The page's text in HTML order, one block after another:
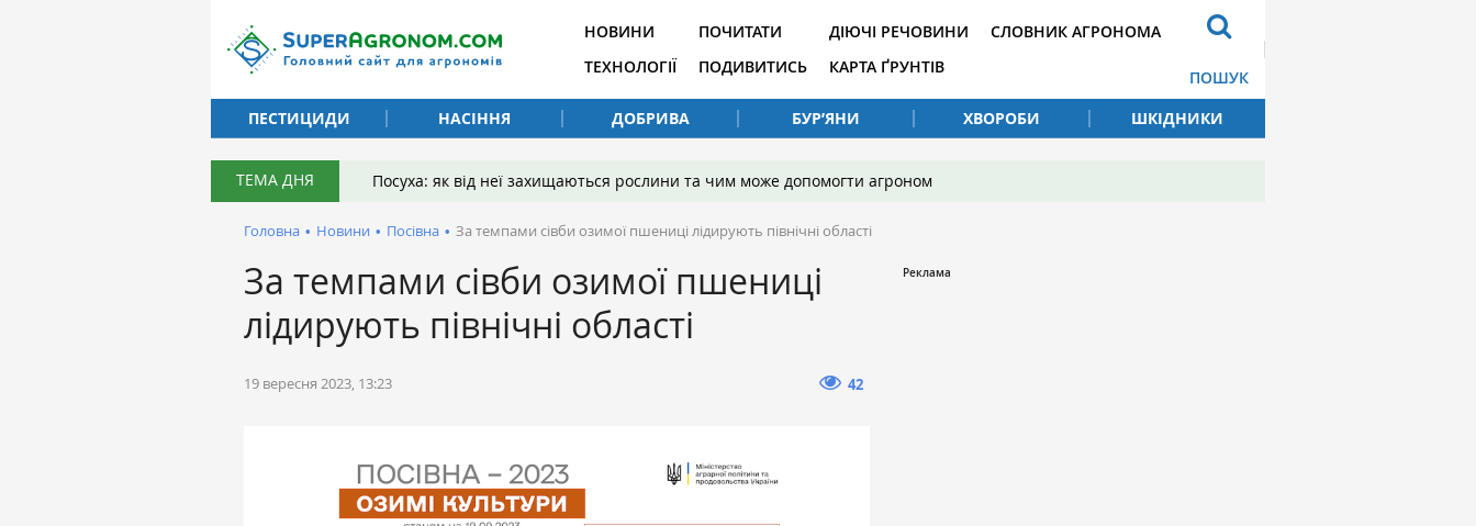
НОВИНИ
ТЕХНОЛОГІЇ
ПОЧИТАТИ
ПОДИВИТИСЬ
ДІЮЧІ РЕЧОВИНИ
КАРТА ҐРУНТІВ
СЛОВНИК АГРОНОМА
ПОШУК
ПЕСТИЦИДИ
НАСІННЯ ДОБРИВА БУР’ЯНИ ХВОРОБИ ШКІДНИКИ
ТЕМА ДНЯ Посуха: як від неї захищаються рослини та чим може допомогти агроном
Головна • Новини • Посівна • За темпами сівби озимої пшениці лідирують північні області
За темпами сівби озимої пшениці
лідирують північні області
19 вересня 2023, 13:23 42